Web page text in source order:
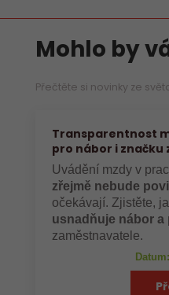
Mohlo by
Přečtěte si novinky ze
Transparentnost
pro nábor i
Uvádění mzdy v
zřejmě nebude
očekávají. Zjistěte,
usnadňuje nábor a
zaměstnavatele.